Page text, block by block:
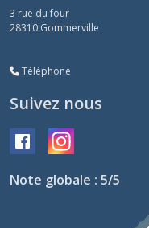
3 rue du four
28310 Gommerville
Téléphone
Suivez nous
Note globale : 5/5